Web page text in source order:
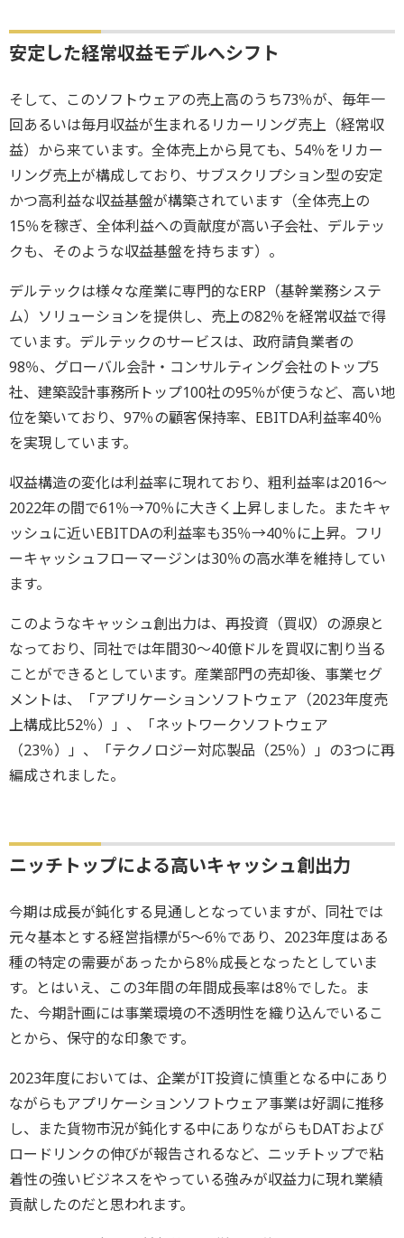
安定した経常収益モデルへシフト
そして、このソフトウェアの売上高のうち73％が、毎年一
回あるいは毎月収益が生まれるリカーリング売上（経常収
益）から来ています。全体売上から見ても、54％をリカー
リング売上が構成しており、サブスクリプション型の安定
かつ高利益な収益基盤が構築されています（全体売上の
15％を稼ぎ、全体利益への貢献度が高い子会社、デルテッ
クも、そのような収益基盤を持ちます）。
デルテックは様々な産業に専門的なERP（基幹業務システ
ム）ソリューションを提供し、売上の82％を経常収益で得
ています。デルテックのサービスは、政府請負業者の
98％、グローバル会計・コンサルティング会社のトップ5
社、建築設計事務所トップ100社の95％が使うなど、高い地
位を築いており、97％の顧客保持率、EBITDA利益率40％
を実現しています。
収益構造の変化は利益率に現れており、粗利益率は2016～
2022年の間で61％→70％に大きく上昇しました。またキャ
ッシュに近いEBITDAの利益率も35％→40％に上昇。フリ
ーキャッシュフローマージンは30％の高水準を維持してい
ます。
このようなキャッシュ創出力は、再投資（買収）の源泉と
なっており、同社では年間30～40億ドルを買収に割り当る
ことができるとしています。産業部門の売却後、事業セグ
メントは、「アプリケーションソフトウェア（2023年度売
上構成比52％）」、「ネットワークソフトウェア
（23％）」、「テクノロジー対応製品（25％）」の3つに再
編成されました。
ニッチトップによる高いキャッシュ創出力
今期は成長が鈍化する見通しとなっていますが、同社では
元々基本とする経営指標が5～6％であり、2023年度はある
種の特定の需要があったから8％成長となったとしていま
す。とはいえ、この3年間の年間成長率は8％でした。ま
た、今期計画には事業環境の不透明性を織り込んでいるこ
とから、保守的な印象です。
2023年度においては、企業がIT投資に慎重となる中にあり
ながらもアプリケーションソフトウェア事業は好調に推移
し、また貨物市況が鈍化する中にありながらもDATおよび
ロードリンクの伸びが報告されるなど、ニッチトップで粘
着性の強いビジネスをやっている強みが収益力に現れ業績
貢献したのだと思われます。